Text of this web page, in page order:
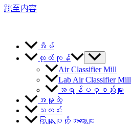
跳至内容
အိမ်
ထုတ်ကုန်
Air Classifier Mill
Lab Air Classifier Mill
အရန်ပစ္စည်းများ
အမှုတွဲ
သတင်း
ကြှနျုပျတို့အကွောငျး